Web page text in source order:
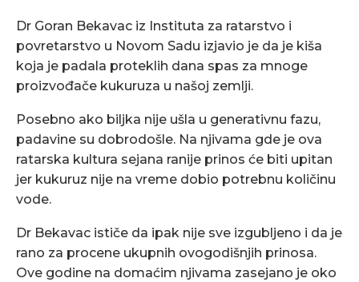
Dr Goran Bekavac iz Instituta za ratarstvo i
povretarstvo u Novom Sadu izjavio je da je kiša
koja je padala proteklih dana spas za mnoge
proizvođače kukuruza u našoj zemlji.
Posebno ako biljka nije ušla u generativnu fazu,
padavine su dobrodošle. Na njivama gde je ova
ratarska kultura sejana ranije prinos će biti upitan
jer kukuruz nije na vreme dobio potrebnu količinu
vode.
Dr Bekavac ističe da ipak nije sve izgubljeno i da je
rano za procene ukupnih ovogodišnjih prinosa.
Ove godine na domaćim njivama zasejano je oko